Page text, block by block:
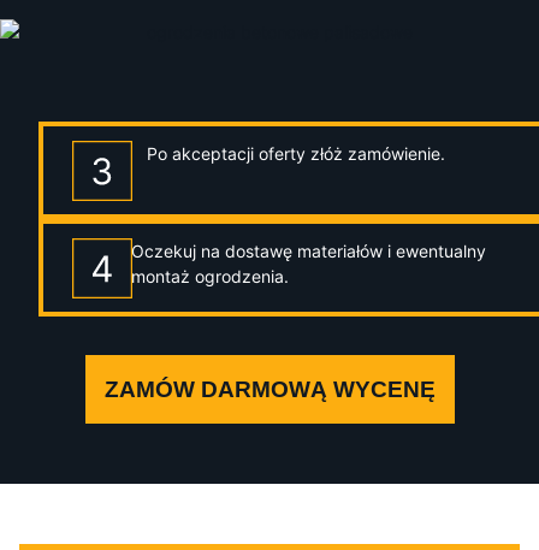
Po akceptacji oferty złóż zamówienie.
Oczekuj na dostawę materiałów i ewentualny
montaż ogrodzenia.
ZAMÓW DARMOWĄ WYCENĘ